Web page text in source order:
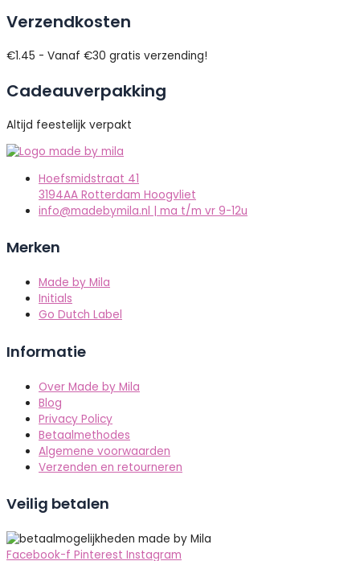
Verzendkosten
€1.45 - Vanaf €30 gratis verzending!
Cadeauverpakking
Altijd feestelijk verpakt
Hoefsmidstraat 41
3194AA Rotterdam Hoogvliet
info@madebymila.nl | ma t/m vr 9-12u
Merken
Made by Mila
Initials
Go Dutch Label
Informatie
Over Made by Mila
Blog
Privacy Policy
Betaalmethodes
Algemene voorwaarden
Verzenden en retourneren
Veilig betalen
Facebook-f Pinterest Instagram